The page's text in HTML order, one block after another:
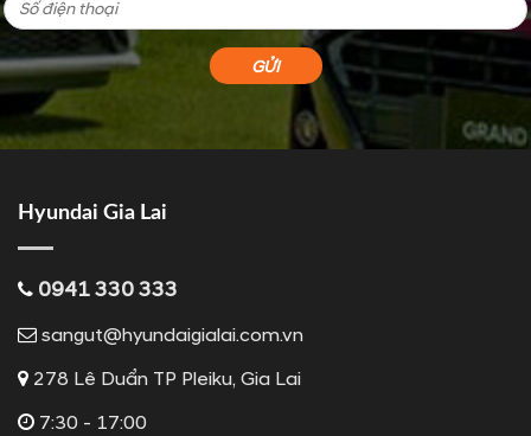
Hyundai Gia Lai
0941 330 333
sangut@hyundaigialai.com.vn
278 Lê Duẩn TP Pleiku, Gia Lai
7:30 - 17:00